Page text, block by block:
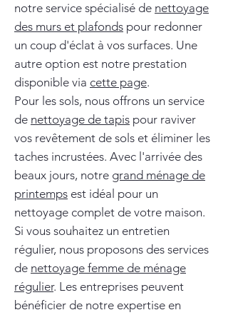
notre service spécialisé de nettoyage
des murs et plafonds pour redonner
un coup d'éclat à vos surfaces. Une
autre option est notre prestation
disponible via cette page.
Pour les sols, nous offrons un service
de nettoyage de tapis pour raviver
vos revêtement de sols et éliminer les
taches incrustées. Avec l'arrivée des
beaux jours, notre grand ménage de
printemps est idéal pour un
nettoyage complet de votre maison.
Si vous souhaitez un entretien
régulier, nous proposons des services
de nettoyage femme de ménage
régulier. Les entreprises peuvent
bénéficier de notre expertise en